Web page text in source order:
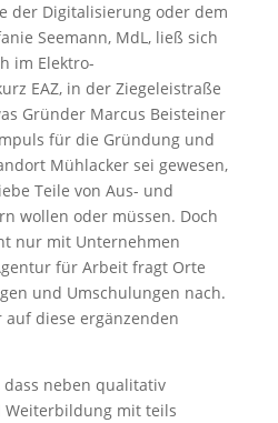
der Digitalisierung oder dem
Seemann, MdL, ließ sich
im Elektro-
EAZ, in der Ziegeleistraße
Gründer Marcus Beisteiner
für die Gründung und
Mühlacker sei gewesen,
Teile von Aus- und
wollen oder müssen. Doch
nur mit Unternehmen
für Arbeit fragt Orte
und Umschulungen nach.
auf diese ergänzenden
neben qualitativ
Weiterbildung mit teils